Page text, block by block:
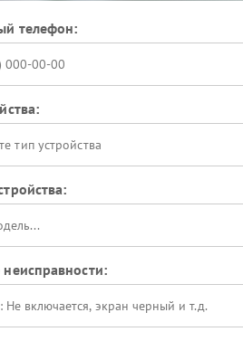
телефон:
тип устройства